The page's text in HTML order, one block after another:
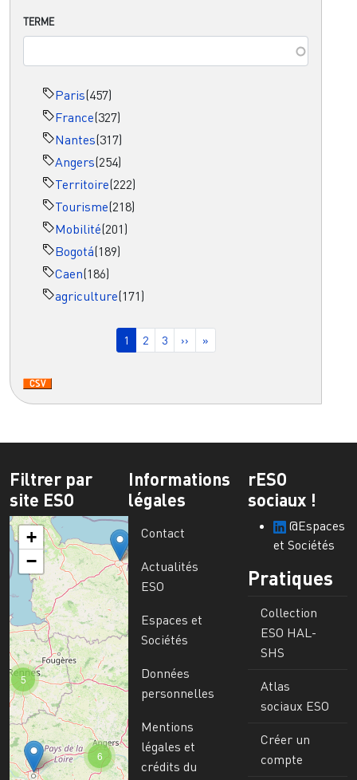
TERME
Paris(457)
France(327)
Nantes(317)
Angers(254)
Territoire(222)
Tourisme(218)
Mobilité(201)
Bogotá(189)
Caen(186)
agriculture(171)
Page courante
1 Page
2 Page
3 Page suivante
›› Dernière page
»
Filtrer par
site ESO
6
5
+
−
Informations
légales
Contact
Actualités
ESO
Espaces et
Sociétés
Données
personnelles
Mentions
légales et
crédits du
rESO
sociaux !
@Espaces
et Sociétés
Pratiques
Collection
ESO HAL-
SHS
Atlas
sociaux ESO
Créer un
compte